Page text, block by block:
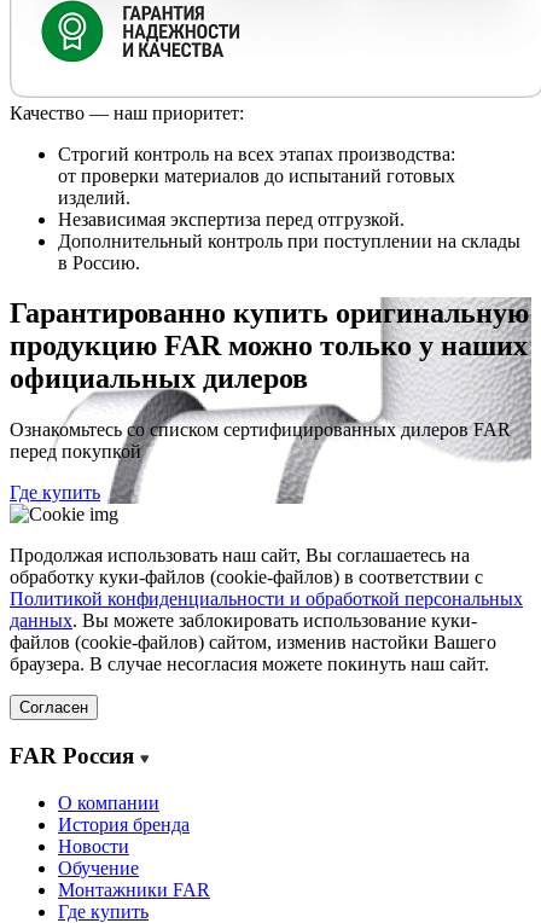
Качество — наш приоритет:
Строгий контроль на всех этапах производства:
от проверки материалов до испытаний готовых
изделий.
Независимая экспертиза перед отгрузкой.
Дополнительный контроль при поступлении на склады
в Россию.
Гарантированно купить оригинальную
продукцию FAR можно только у наших
официальных дилеров
Ознакомьтесь со списком сертифицированных дилеров FAR
перед покупкой
Где купить
Продолжая использовать наш сайт, Вы соглашаетесь на
обработку куки-файлов (cookie-файлов) в соответствии с
Политикой конфиденциальности и обработкой персональных
данных. Вы можете заблокировать использование куки-
файлов (cookie-файлов) сайтом, изменив настойки Вашего
браузера. В случае несогласия можете покинуть наш сайт.
Согласен
FAR Россия
О компании
История бренда
Новости
Обучение
Монтажники FAR
Где купить